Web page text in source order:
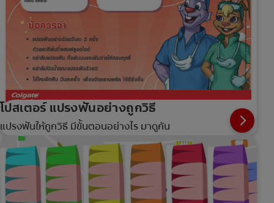
โปสเตอร์ แปรงฟันอย่างถูกวิธี
แปรงฟันให้ถูกวิธี มีขั้นตอนอย่างไร มาดูกัน